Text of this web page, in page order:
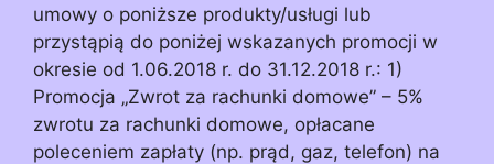
umowy o poniższe produkty/usługi lub
przystąpią do poniżej wskazanych promocji w
okresie od 1.06.2018 r. do 31.12.2018 r.: 1)
Promocja „Zwrot za rachunki domowe” – 5%
zwrotu za rachunki domowe, opłacane
poleceniem zapłaty (np. prąd, gaz, telefon) na